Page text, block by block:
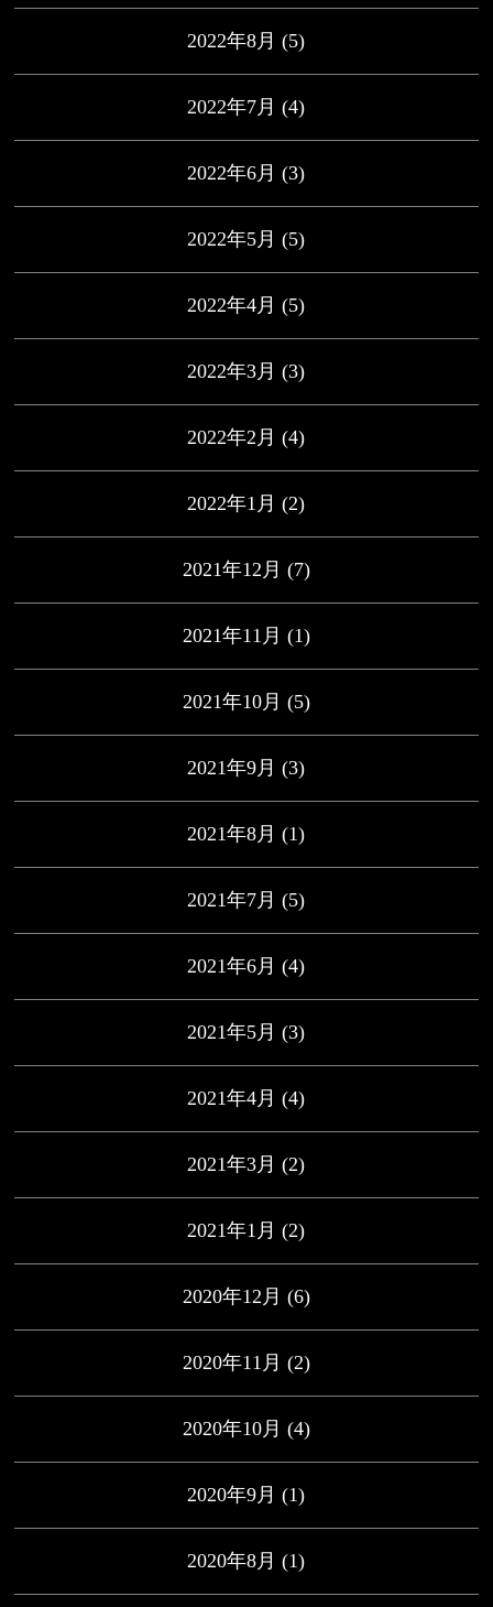
2022年8月 (5)
2022年7月 (4)
2022年6月 (3)
2022年5月 (5)
2022年4月 (5)
2022年3月 (3)
2022年2月 (4)
2022年1月 (2)
2021年12月 (7)
2021年11月 (1)
2021年10月 (5)
2021年9月 (3)
2021年8月 (1)
2021年7月 (5)
2021年6月 (4)
2021年5月 (3)
2021年4月 (4)
2021年3月 (2)
2021年1月 (2)
2020年12月 (6)
2020年11月 (2)
2020年10月 (4)
2020年9月 (1)
2020年8月 (1)